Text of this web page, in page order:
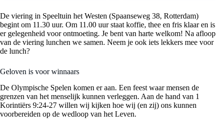
De viering in Speeltuin het Westen (Spaanseweg 38, Rotterdam)
begint om 11.30 uur. Om 11.00 uur staat koffie, thee en fris klaar en is
er gelegenheid voor ontmoeting. Je bent van harte welkom! Na afloop
van de viering lunchen we samen. Neem je ook iets lekkers mee voor
de lunch?
Geloven is voor winnaars
De Olympische Spelen komen er aan. Een feest waar mensen de
grenzen van het menselijk kunnen verleggen. Aan de hand van 1
Korintiërs 9:24-27 willen wij kijken hoe wij (en zij) ons kunnen
voorbereiden op de wedloop van het Leven.